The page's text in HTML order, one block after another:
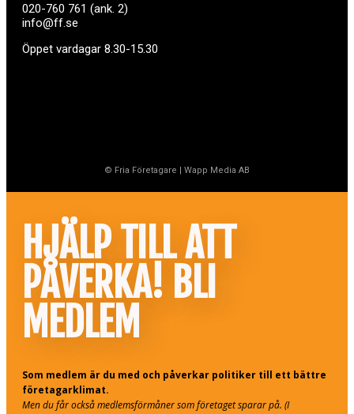
020-760 761 (ank. 2)
info@ff.se
Öppet vardagar 8.30-15.30
© Fria Företagare | Wapp Media AB
HJÄLP TILL ATT
PÅVERKA! BLI
MEDLEM
Som medlem är du med och påverkar politiker till ett bättre
företagarklimat.
Men du får också medlemsförmåner som företaget sparar på. (I